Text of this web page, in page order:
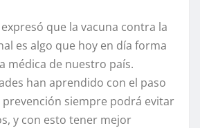
que la vacuna contra la
es algo que hoy en día forma
médica de nuestro país.
han aprendido con el paso
siempre podrá evitar
y con esto tener mejor